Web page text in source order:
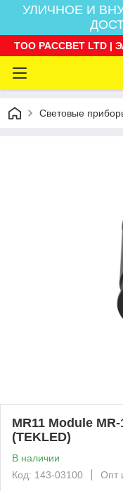
УЛИЧНОЕ И
ТОО РАССВЕТ LTD |
Световые
MR11 Module
(TEKLED)
В наличии
Код: 143-03100
Опт